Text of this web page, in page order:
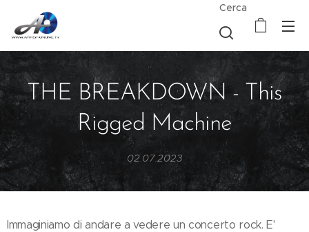
Cerca
THE BREAKDOWN - This
Rigged Machine
02.07.2023
Immaginiamo di andare a vedere un concerto rock. E'